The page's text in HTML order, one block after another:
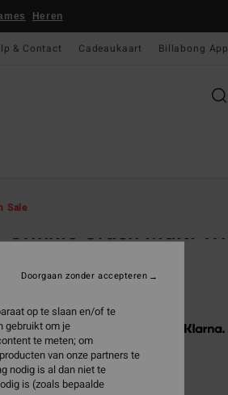
Heren
& Contact Cadeaukaart Billabong App
Sale
Crinkle Crush Multi Tri
Betaal 3 x € 15,32, zonder rente met
KleurSundress
op te slaan en/of te
gebruikt om je
te meten; om
van onze partners te
nodig is al dan niet te
is (zoals bepaalde
Doorgaan zonder accepteren